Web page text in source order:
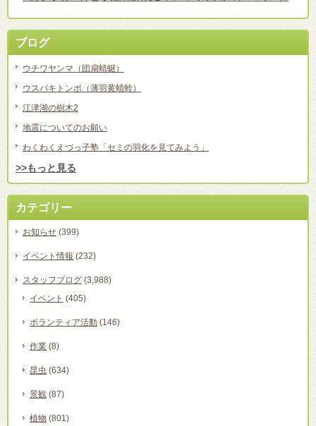
ブログ
ウチワヤンマ（団扇蜻蜒）
ウスバキトンボ（薄羽黄蜻蛉）
江津湖の樹木2
地震についてのお願い
わくわくえづっ子塾「セミの羽化を見てみよう」
>>もっと見る
カテゴリー
お知らせ (399)
イベント情報 (232)
スタッフブログ (3,988)
イベント (405)
ボランティア活動 (146)
作業 (8)
昆虫 (634)
景観 (87)
植物 (801)